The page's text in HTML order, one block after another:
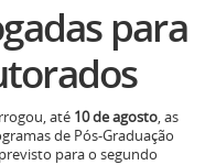
para
até 10 de agosto, as
de Pós-Graduação
para o segundo